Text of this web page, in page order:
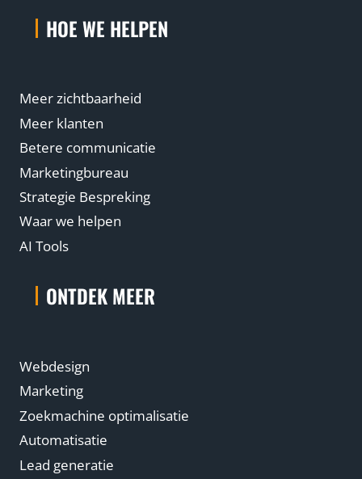
HOE WE HELPEN
Meer zichtbaarheid
Meer klanten
Betere communicatie
Marketingbureau
Strategie Bespreking
Waar we helpen
AI Tools
ONTDEK MEER
Webdesign
Marketing
Zoekmachine optimalisatie
Automatisatie
Lead generatie